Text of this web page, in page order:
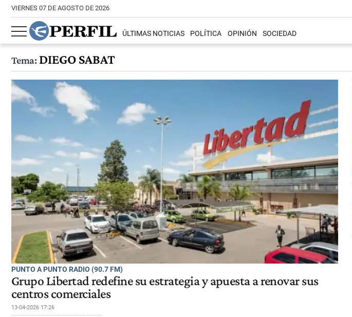
VIERNES 07 DE AGOSTO DE 2026
ÚLTIMAS NOTICIAS POLÍTICA OPINIÓN SOCIEDAD
Tema:DIEGO SABAT
PUNTO A PUNTO RADIO (90.7 FM)
Grupo Libertad redefine su estrategia y apuesta a renovar sus
centros comerciales
13-04-2026 17:26